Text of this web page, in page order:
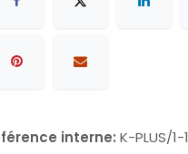
interne: K-PLUS/1-1